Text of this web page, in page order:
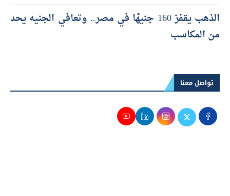
الذهب يقفز 160 جنيهًا في مصر.. وتعافي الجنيه يحد
من المكاسب
تواصل معنا